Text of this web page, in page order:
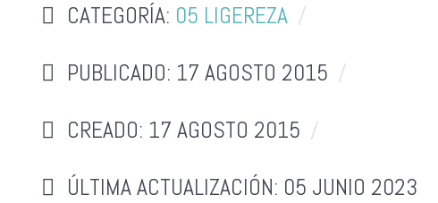
CATEGORÍA: 05 LIGEREZA
PUBLICADO: 17 AGOSTO 2015
CREADO: 17 AGOSTO 2015
ÚLTIMA ACTUALIZACIÓN: 05 JUNIO 2023